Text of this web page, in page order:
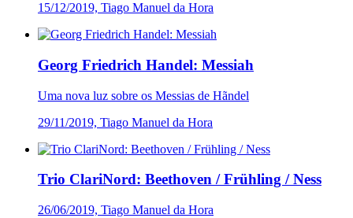
15/12/2019, Tiago Manuel da Hora
Georg Friedrich Handel: Messiah
Uma nova luz sobre os Messias de Hãndel
29/11/2019, Tiago Manuel da Hora
Trio ClariNord: Beethoven / Frühling / Ness
26/06/2019, Tiago Manuel da Hora